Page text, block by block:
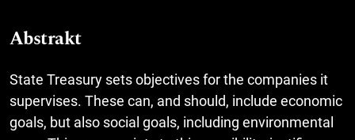
Abstrakt
State Treasury sets objectives for the companies it
supervises. These can, and should, include economic
goals, but also social goals, including environmental